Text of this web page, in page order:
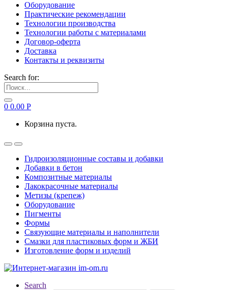
Оборудование
Практические рекомендации
Технологии производства
Технологии работы с материалами
Договор-оферта
Доставка
Контакты и реквизиты
Search for:
0 0.00 Р
Корзина пуста.
Гидроизоляционные составы и добавки
Добавки в бетон
Композитные материалы
Лакокрасочные материалы
Метизы (крепеж)
Оборудование
Пигменты
Формы
Связующие материалы и наполнители
Смазки для пластиковых форм и ЖБИ
Изготовление форм и изделий
Search